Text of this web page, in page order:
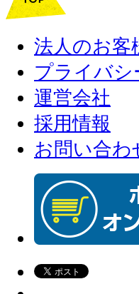
法人のお客
プライバシ
運営会社
採用情報
お問い合わ